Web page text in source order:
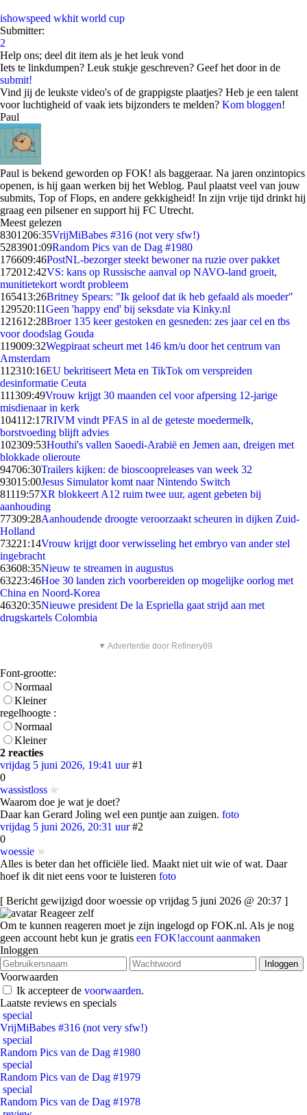
ishowspeed wkhit world cup
Submitter:
2
Help ons; deel dit item als je het leuk vond
Iets te linkdumpen? Leuk stukje geschreven? Geef het door in de
submit!
Vind jij de leukste video's of de grappigste plaatjes? Heb je een talent
voor luchtigheid of vaak iets bijzonders te melden? Kom bloggen!
Paul
Paul is bekend geworden op FOK! als baggeraar. Na jaren onzintopics
openen, is hij gaan werken bij het Weblog. Paul plaatst veel van jouw
submits, Top of Flops, en andere gekkigheid! In zijn vrije tijd drinkt hij
graag een pilsener en support hij FC Utrecht.
Meest gelezen
8301206:35VrijMiBabes #316 (not very sfw!)
5283901:09Random Pics van de Dag #1980
176609:46PostNL-bezorger steekt bewoner na ruzie over pakket
172012:42VS: kans op Russische aanval op NAVO-land groeit,
munitietekort wordt probleem
165413:26Britney Spears: "Ik geloof dat ik heb gefaald als moeder"
129520:11Geen 'happy end' bij seksdate via Kinky.nl
121612:28Broer 135 keer gestoken en gesneden: zes jaar cel en tbs
voor doodslag Gouda
119009:32Wegpiraat scheurt met 146 km/u door het centrum van
Amsterdam
112310:16EU bekritiseert Meta en TikTok om verspreiden
desinformatie Ceuta
111309:49Vrouw krijgt 30 maanden cel voor afpersing 12-jarige
misdienaar in kerk
104112:17RIVM vindt PFAS in al de geteste moedermelk,
borstvoeding blijft advies
102309:53Houthi's vallen Saoedi-Arabië en Jemen aan, dreigen met
blokkade olieroute
94706:30Trailers kijken: de bioscoopreleases van week 32
93015:00Jesus Simulator komt naar Nintendo Switch
81119:57XR blokkeert A12 ruim twee uur, agent gebeten bij
aanhouding
77309:28Aanhoudende droogte veroorzaakt scheuren in dijken Zuid-
Holland
73221:14Vrouw krijgt door verwisseling het embryo van ander stel
ingebracht
63608:35Nieuw te streamen in augustus
63223:46Hoe 30 landen zich voorbereiden op mogelijke oorlog met
China en Noord-Korea
46320:35Nieuwe president De la Espriella gaat strijd aan met
drugskartels Colombia
▼ Advertentie door Refinery89
Font-grootte:
Normaal
Kleiner
regelhoogte :
Normaal
Kleiner
2 reacties
vrijdag 5 juni 2026, 19:41 uur #1
0
wassistloss
Waarom doe je wat je doet?
Daar kan Gerard Joling wel een puntje aan zuigen. foto
vrijdag 5 juni 2026, 20:31 uur #2
0
woessie
Alles is beter dan het officiële lied. Maakt niet uit wie of wat. Daar
hoef ik dit niet eens voor te luisteren foto
[ Bericht gewijzigd door woessie op vrijdag 5 juni 2026 @ 20:37 ]
Reageer zelf
Om te kunnen reageren moet je zijn ingelogd op FOK.nl. Als je nog
geen account hebt kun je gratis een FOK!account aanmaken
Inloggen
Voorwaarden
Ik accepteer de voorwaarden.
Laatste reviews en specials
special
VrijMiBabes #316 (not very sfw!)
special
Random Pics van de Dag #1980
special
Random Pics van de Dag #1979
special
Random Pics van de Dag #1978